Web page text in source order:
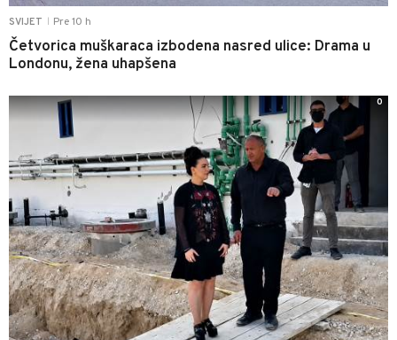
SVIJET Pre 10 h
Četvorica muškaraca izbodena nasred ulice: Drama u
Londonu, žena uhapšena
0